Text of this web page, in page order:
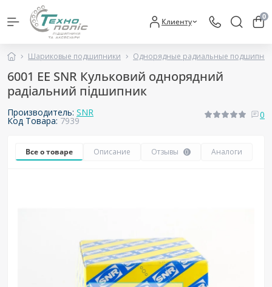
Клиенту 0
Шариковые подшипники Однорядные радиальные
6001 EE SNR Кульковий однорядний
радіальний підшипник
Производитель: SNR
Код Товара: 7939
0
Все о товаре Описание Отзывы 0 Аналоги